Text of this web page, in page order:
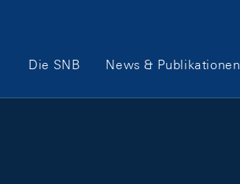
Hauptnavigation
Die SNB News & Publikationen